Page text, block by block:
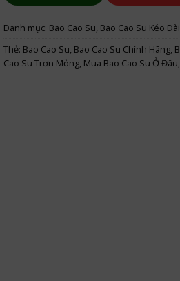
Danh mục: Bao Cao Su, Bao Cao Su Kéo
Thẻ: Bao Cao Su, Bao Cao Su Chính Hãng,
Cao Su Trơn Mỏng, Mua Bao Cao Su Ở Đâu,